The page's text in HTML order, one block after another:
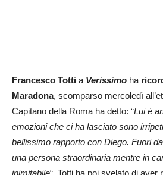
Francesco Totti a Verissimo ha
Maradona, scomparso mercoledì
Capitano della Roma ha detto: “Lui è
emozioni che ci ha lasciato sono
bellissimo rapporto con Diego. Fuori
una persona straordinaria mentre in